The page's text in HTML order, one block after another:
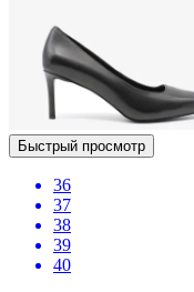
Быстрый просмотр
36
37
38
39
40